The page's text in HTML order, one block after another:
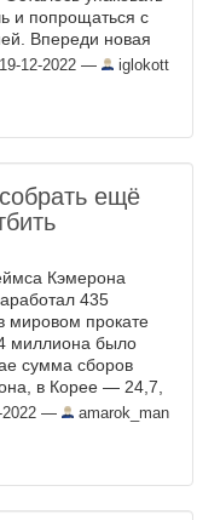
и попрощаться с
Впереди новая
новость
19-12-2022 — iglokott
ещё
Кэмерона
435
мировом прокате
миллиона было
сумма сборов
в Корее — 24,7,
долларов. В
— amarok_man